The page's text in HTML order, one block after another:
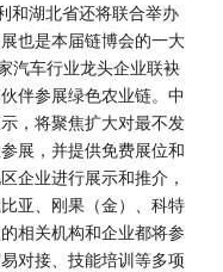
和湖北省还将联合举办
也是本届链博会的一大
汽车行业龙头企业联袂
伴参展绿色农业链。中
，将聚焦扩大对最不发
展，并提供免费展位和
企业进行展示和推介，
亚、刚果（金）、科特
相关机构和企业都将参
对接、技能培训等多项